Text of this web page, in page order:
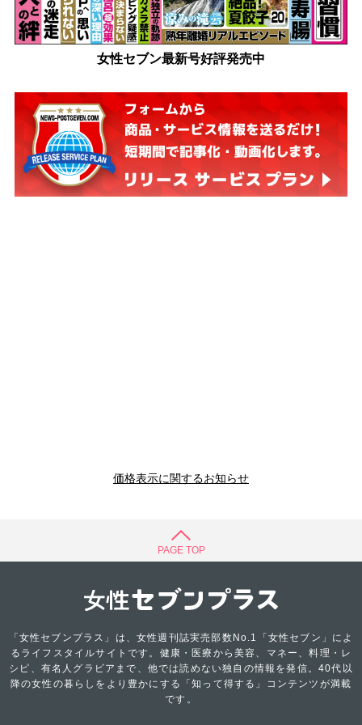
女性セブン最新号好評発売中
価格表示に関するお知らせ
PAGE TOP
「女性セブンプラス」は、女性週刊誌実売部数No.1「女性セブン」によ
るライフスタイルサイトです。健康・医療から美容、マネー、料理・レ
シピ、有名人グラビアまで、他では読めない独自の情報を発信。40代以
降の女性の暮らしをより豊かにする「知って得する」コンテンツが満載
です。